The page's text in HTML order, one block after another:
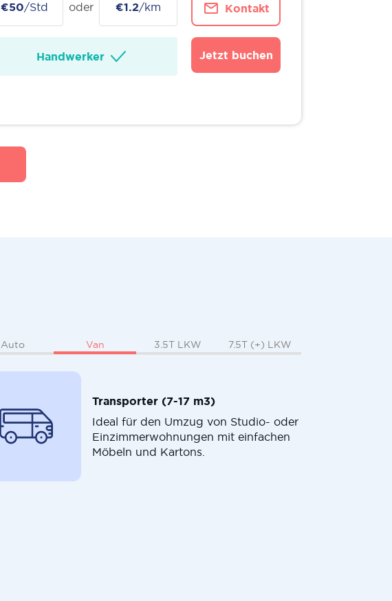
€50/Std oder €1.2/km
Handwerker
Kontakt
Jetzt buchen
Auto Van 3.5T LKW 7.5T (+) LKW
Transporter (7-17 m3)
Ideal für den Umzug von Studio- oder
Einzimmerwohnungen mit einfachen
Möbeln und Kartons.